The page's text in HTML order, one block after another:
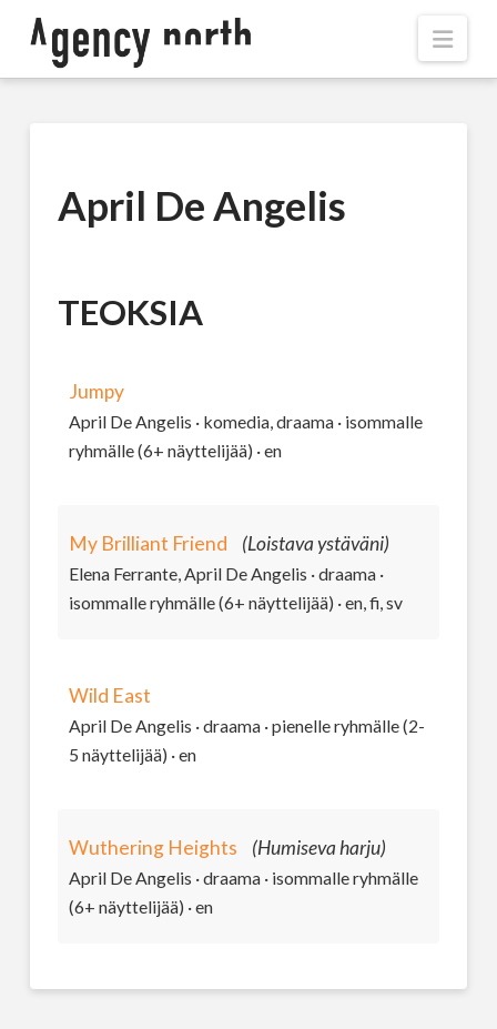
April De Angelis
TEOKSIA
Jumpy
April De Angelis · komedia, draama · isommalle
ryhmälle (6+ näyttelijää) · en
My Brilliant Friend (Loistava ystäväni)
Elena Ferrante, April De Angelis · draama ·
isommalle ryhmälle (6+ näyttelijää) · en, fi, sv
Wild East
April De Angelis · draama · pienelle ryhmälle (2-
5 näyttelijää) · en
Wuthering Heights (Humiseva harju)
April De Angelis · draama · isommalle ryhmälle
(6+ näyttelijää) · en